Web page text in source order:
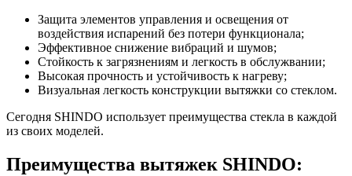
Защита элементов управления и освещения от
воздействия испарений без потери функционала;
Эффективное снижение вибраций и шумов;
Стойкость к загрязнениям и легкость в обслужвании;
Высокая прочность и устойчивость к нагреву;
Визуальная легкость конструкции вытяжки со стеклом.
Сегодня SHINDO использует преимущества стекла в каждой
из своих моделей.
Преимущества вытяжек SHINDO: